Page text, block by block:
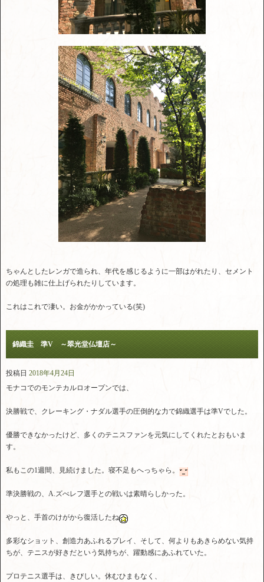
ちゃんとしたレンガで造られ、年代を感じるように一部はがれたり、セメント
の処理も雑に仕上げられたりしています。
これはこれで凄い。お金がかかっている(笑)
錦織圭 準V ～翠光堂仏壇店～
投稿日 2018年4月24日
モナコでのモンテカルロオープンでは、
決勝戦で、クレーキング・ナダル選手の圧倒的な力で錦織選手は準Vでした。
優勝できなかったけど、多くのテニスファンを元気にしてくれたとおもいま
す。
私もこの1週間、見続けました。寝不足もへっちゃら。
準決勝戦の、A.ズべレフ選手との戦いは素晴らしかった。
やっと、手首のけがから復活したね
多彩なショット、創造力あふれるプレイ、そして、何よりもあきらめない気持
ちが、テニスが好きだという気持ちが、躍動感にあふれていた。
プロテニス選手は、きびしい。休むひまもなく、